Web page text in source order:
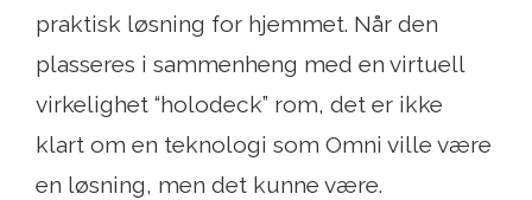
praktisk løsning for hjemmet. Når den
plasseres i sammenheng med en virtuell
virkelighet “holodeck” rom, det er ikke
klart om en teknologi som Omni ville være
en løsning, men det kunne være.